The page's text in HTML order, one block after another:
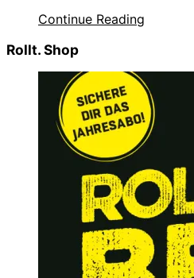
Continue Reading
Rollt. Shop